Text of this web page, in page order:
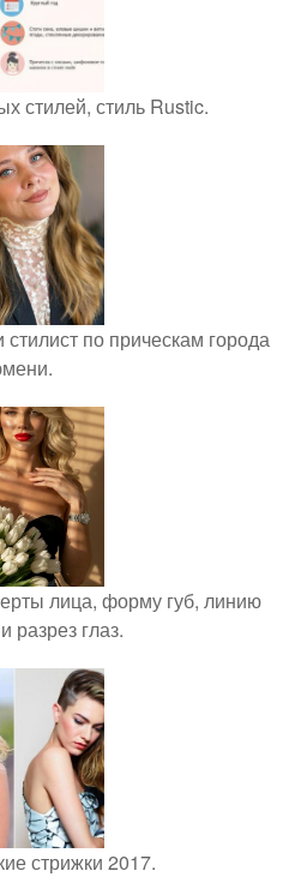
стилей, стиль Rustic.
по прическам города
лица, форму губ, линию
разрез глаз.
стрижки 2017.